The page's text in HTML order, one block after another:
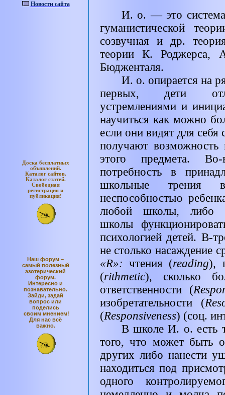
Новости сайта
Доска бесплатных
объявлений.
Каталог сайтов.
Каталог статей.
Свободная
регистрация и
публикация!
Наш форум –
самый полезный
эзотерический
форум.
Интересно и
познавательно.
Зайди, задай
вопрос или
поделись
своим мнением!
Для нас всё
важно.
И. о. — это система
гуманистической
созвучная и др.
теории К.
Бюдженталя.
И. о. опирается на
первых, дети
устремлениями и
научиться как можно
если они видят для
получают возможность
этого предмета.
потребность в
школьные трения
неспособностью
любой школы, либо
школы
психологией детей. В-
не столько насаждение
«R»: чтения (reading),
(rithmetic), сколько
ответственности (
изобретательности (
(Responsiveness) (соц.
В школе И. о. есть
того, что может быть
других либо нанести
находиться под
одного